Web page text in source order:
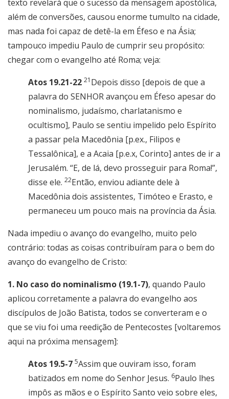
texto revelará que o sucesso da mensagem apostólica,
além de conversões, causou enorme tumulto na cidade,
mas nada foi capaz de detê-la em Éfeso e na Ásia;
tampouco impediu Paulo de cumprir seu propósito:
chegar com o evangelho até Roma; veja:
Atos 19.21-22 21 Depois disso [depois de que a
palavra do SENHOR avançou em Éfeso apesar do
nominalismo, judaísmo, charlatanismo e
ocultismo], Paulo se sentiu impelido pelo Espírito
a passar pela Macedônia [p.ex., Filipos e
Tessalônica], e a Acaia [p.e.x, Corinto] antes de ir a
Jerusalém. “E, de lá, devo prosseguir para Roma!”,
disse ele. 22Então, enviou adiante dele à
Macedônia dois assistentes, Timóteo e Erasto, e
permaneceu um pouco mais na província da Ásia.
Nada impediu o avanço do evangelho, muito pelo
contrário: todas as coisas contribuíram para o bem do
avanço do evangelho de Cristo:
1. No caso do nominalismo (19.1-7), quando Paulo
aplicou corretamente a palavra do evangelho aos
discípulos de João Batista, todos se converteram e o
que se viu foi uma reedição de Pentecostes [voltaremos
aqui na próxima mensagem]:
Atos 19.5-7 5Assim que ouviram isso, foram
batizados em nome do Senhor Jesus. 6Paulo lhes
impôs as mãos e o Espírito Santo veio sobre eles,